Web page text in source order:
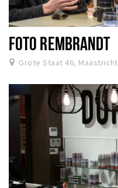
FOTO REMBRANDT
Grote Staat 46, Maastricht